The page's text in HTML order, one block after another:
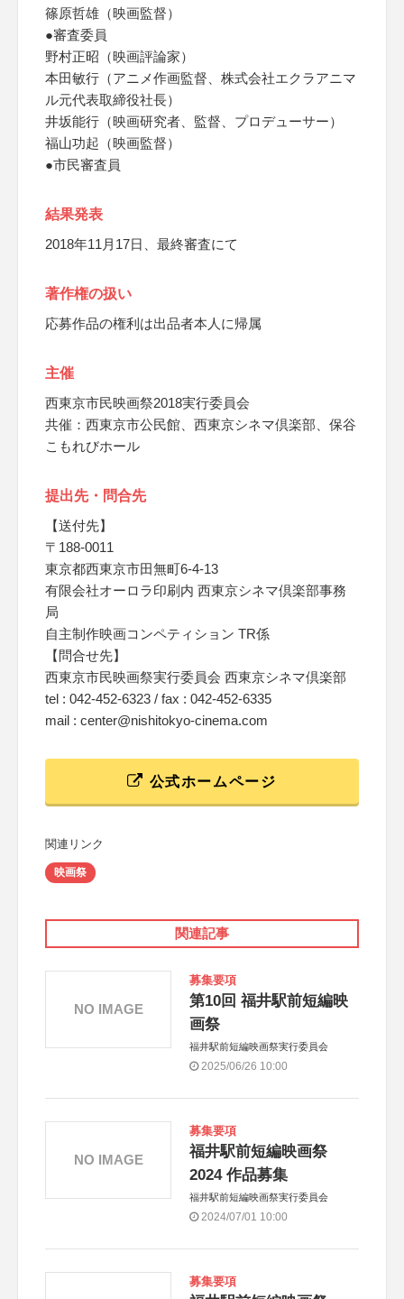
篠原哲雄（映画監督）
●審査委員
野村正昭（映画評論家）
本田敏行（アニメ作画監督、株式会社エクラアニマ
ル元代表取締役社長）
井坂能行（映画研究者、監督、プロデューサー）
福山功起（映画監督）
●市民審査員
結果発表
2018年11月17日、最終審査にて
著作権の扱い
応募作品の権利は出品者本人に帰属
主催
西東京市民映画祭2018実行委員会
共催：西東京市公民館、西東京シネマ倶楽部、保谷
こもれびホール
提出先・問合先
【送付先】
〒188-0011
東京都西東京市田無町6-4-13
有限会社オーロラ印刷内 西東京シネマ倶楽部事務
局
自主制作映画コンペティション TR係
【問合せ先】
西東京市民映画祭実行委員会 西東京シネマ倶楽部
tel : 042-452-6323 / fax : 042-452-6335
mail : center@nishitokyo-cinema.com
公式ホームページ
関連リンク
映画祭
関連記事
募集要項
第10回 福井駅前短編映
画祭
福井駅前短編映画祭実行委員会
2025/06/26 10:00
NO IMAGE
募集要項
福井駅前短編映画祭
2024 作品募集
福井駅前短編映画祭実行委員会
2024/07/01 10:00
NO IMAGE
募集要項